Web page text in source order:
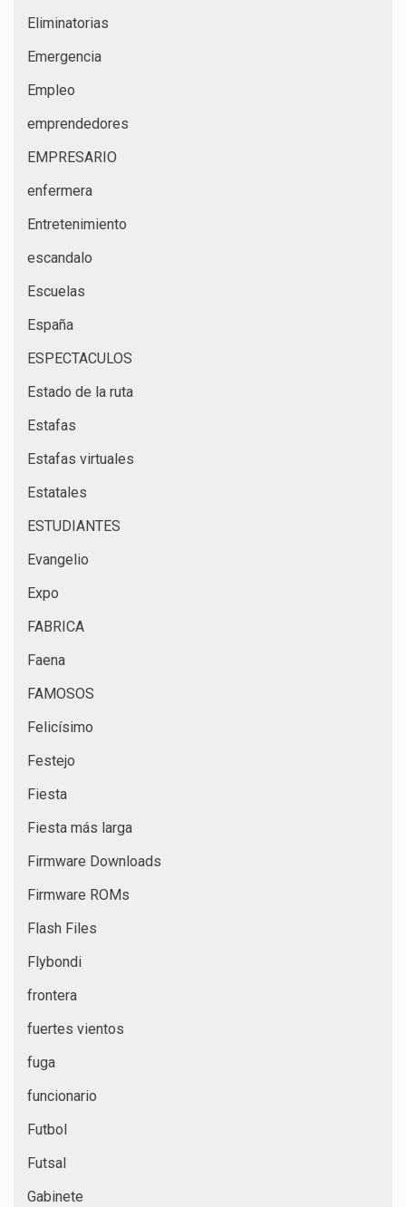
Eliminatorias
Emergencia
Empleo
emprendedores
EMPRESARIO
enfermera
Entretenimiento
escandalo
Escuelas
España
ESPECTACULOS
Estado de la ruta
Estafas
Estafas virtuales
Estatales
ESTUDIANTES
Evangelio
Expo
FABRICA
Faena
FAMOSOS
Felicísimo
Festejo
Fiesta
Fiesta más larga
Firmware Downloads
Firmware ROMs
Flash Files
Flybondi
frontera
fuertes vientos
fuga
funcionario
Futbol
Futsal
Gabinete